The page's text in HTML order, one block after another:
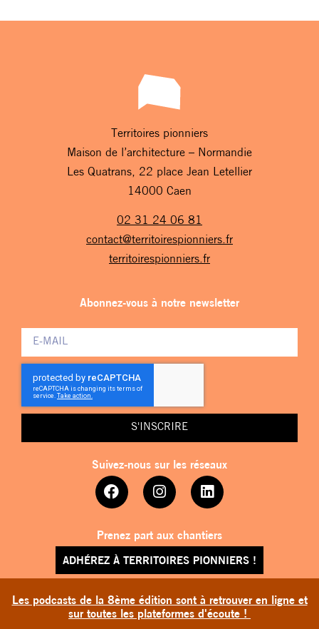
Les podcasts de la 8ème édition sont à retrouver en ligne et
sur toutes les plateformes d'écoute !
Territoires pionniers
Maison de l’architecture – Normandie
Les Quatrans, 22 place Jean Letellier
14000 Caen
02 31 24 06 81
contact@territoirespionniers.fr
territoirespionniers.fr
Abonnez-vous à notre newsletter
S'INSCRIRE
Suivez-nous sur les réseaux
Prenez part aux chantiers
ADHÉREZ À TERRITOIRES PIONNIERS !